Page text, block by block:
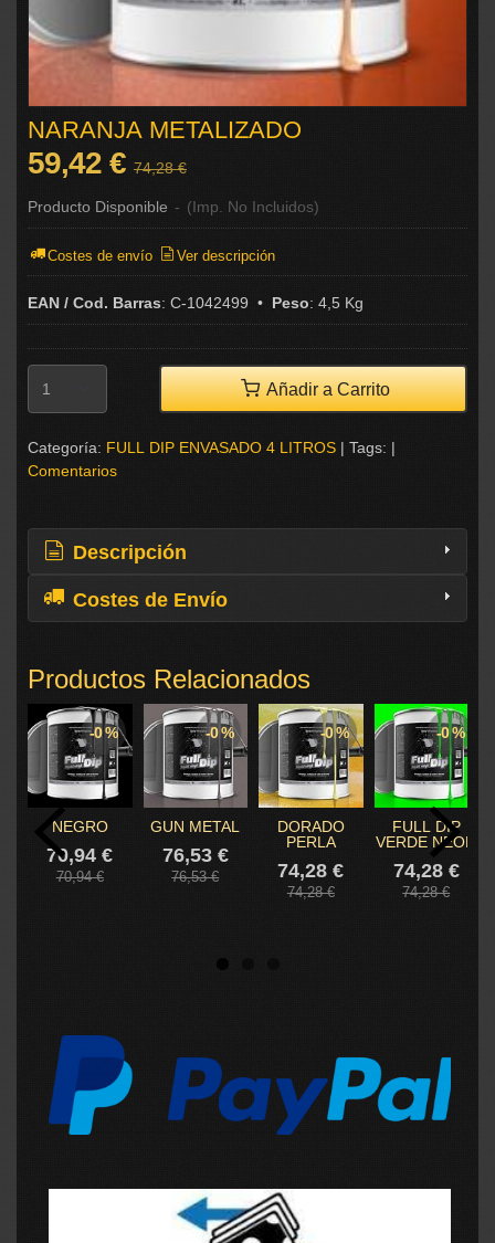
NARANJA METALIZADO
59,42 € 74,28 €
Producto Disponible - (Imp. No Incluidos)
Costes de envío Ver descripción
EAN / Cod. Barras: C-1042499 • Peso: 4,5 Kg
Añadir a Carrito
Categoría: FULL DIP ENVASADO 4 LITROS | Tags: |
Comentarios
Descripción
Costes de Envío
Productos Relacionados
-0 %
NEGRO
70,94 €
70,94 €
-0 %
GUN METAL
76,53 €
76,53 €
-0 %
DORADO
PERLA
74,28 €
74,28 €
-0 %
FULL DIP
VERDE NEON
74,28 €
74,28 €